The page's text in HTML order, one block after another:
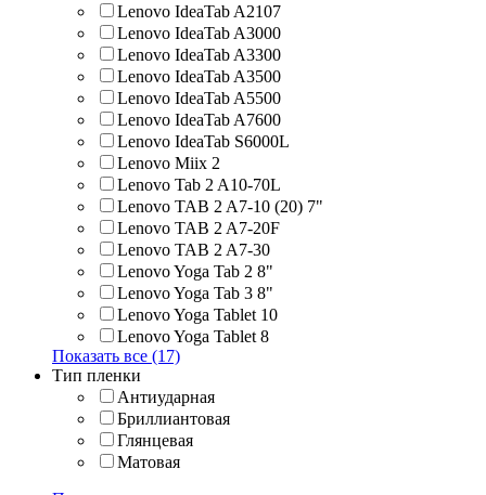
Lenovo IdeaTab A2107
Lenovo IdeaTab A3000
Lenovo IdeaTab A3300
Lenovo IdeaTab A3500
Lenovo IdeaTab A5500
Lenovo IdeaTab A7600
Lenovo IdeaTab S6000L
Lenovo Miix 2
Lenovo Tab 2 A10-70L
Lenovo TAB 2 A7-10 (20) 7"
Lenovo TAB 2 A7-20F
Lenovo TAB 2 A7-30
Lenovo Yoga Tab 2 8"
Lenovo Yoga Tab 3 8"
Lenovo Yoga Tablet 10
Lenovo Yoga Tablet 8
Показать все (17)
Тип пленки
Антиударная
Бриллиантовая
Глянцевая
Матовая